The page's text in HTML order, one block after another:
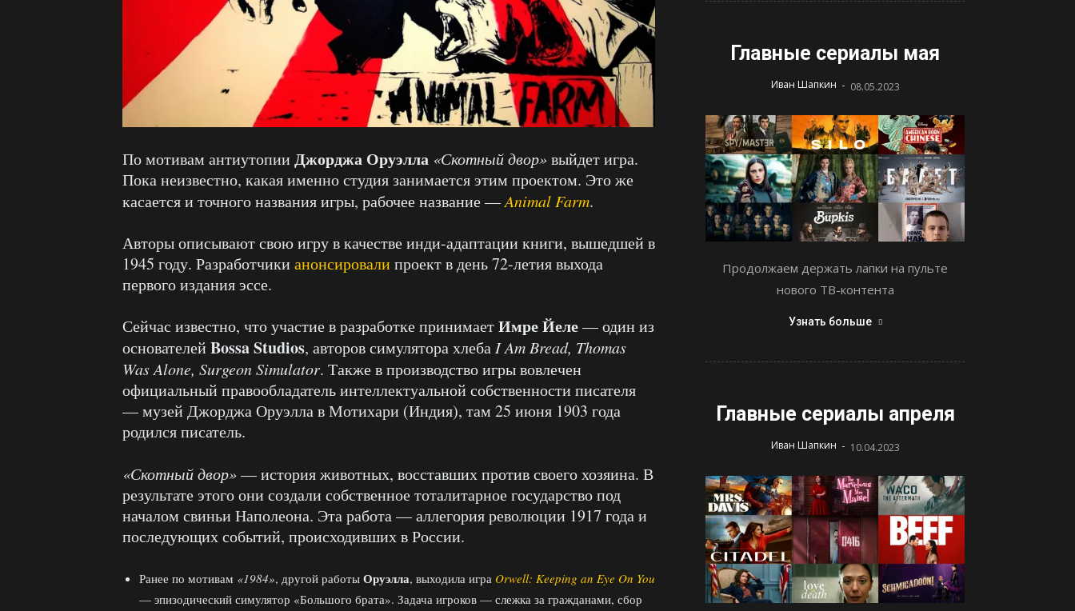
По мотивам антиутопии Джорджа Оруэлла «Скотный двор»выйдет игра.
Пока неизвестно, какая именно студия занимается этим проектом. Это же
касается и точного названия игры, рабочее название —Animal Farm.
Авторы описывают свою игру в качестве инди-адаптации книги, вышедшей в
1945 году. Разработчики анонсировалипроект в день 72-летия выхода
первого издания эссе.
Сейчас известно, что участие в разработке принимаетИмре Йеле— один из
основателей Bossa Studios, авторов симулятора хлебаI Am Bread, Thomas
Was Alone, Surgeon Simulator. Также в производство игры вовлечен
официальный правообладатель интеллектуальной собственности писателя
— музей Джорджа Оруэлла в Мотихари (Индия), там 25 июня 1903 года
родился писатель.
«Скотный двор»— история животных, восставших против своего хозяина. В
результате этого они создали собственное тоталитарное государство под
началом свиньи Наполеона. Эта работа — аллегория революции 1917 года и
последующих событий, происходивших в России.
Ранее по мотивам «1984», другой работы Оруэлла, выходила игра Orwell: Keeping an Eye On You
— эпизодический симулятор «Большого брата». Задача игроков — слежка за гражданами, сбор
Главные сериалы мая
Иван Шапкин - 08.05.2023
Продолжаем держать лапки на пульте
нового ТВ-контента
Узнать больше
Главные сериалы апреля
Иван Шапкин - 10.04.2023